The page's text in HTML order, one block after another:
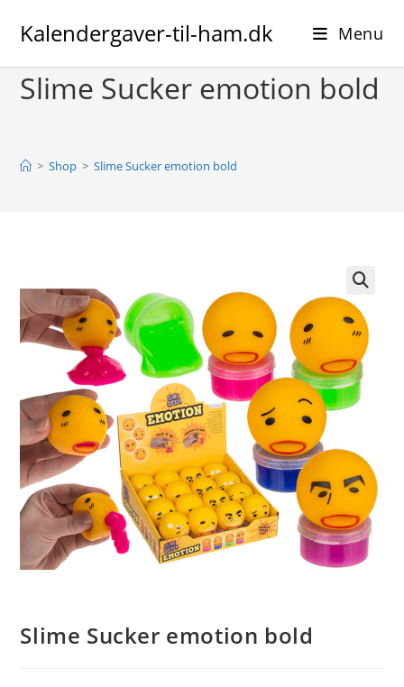
Kalendergaver-til-ham.dk Menu
Slime Sucker emotion bold
> Shop > Slime Sucker emotion bold
🔍
Slime Sucker emotion bold